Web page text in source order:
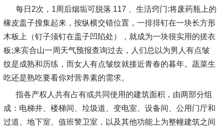
每日2次，1周后烟垢可脱落 117 、生活窍门:将废药瓶上的
橡皮盖子搜集起来，按纵横交错位置，一排排钉在一块长方形
木板上（钉子须钉在盖子凹陷处），就成为一块很实用的搓衣
板;来宾合山一周天气预报查询过去，人们总以为男人有点皱
纹是成熟和历练，而女人有点皱纹就接近青春的暮年。蔬菜生
吃还是熟吃要看你对营养素的需求。
指各产权人共有占有或共同使用的建筑面积，由两部分组
成：电梯井、楼梯间、垃圾道、变电室、设备间、公用门厅和
过道、地下室、值班警卫室，以及其他功能上为整幢建筑之间